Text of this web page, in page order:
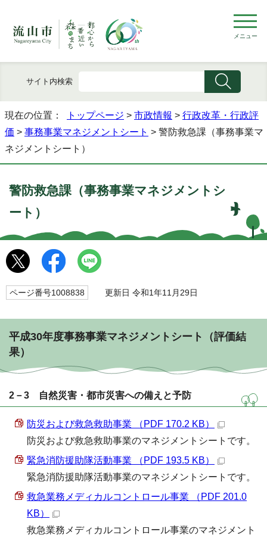
メニュー
サイト内検索
現在の位置： トップページ > 市政情報 > 行政改革・行政評
価 > 事務事業マネジメントシート > 警防救急課（事務事業マ
ネジメントシート）
警防救急課（事務事業マネジメントシ
ート）
ページ番号1008838 更新日 令和1年11月29日
平成30年度事務事業マネジメントシート（評価結
果）
2－3 自然災害・都市災害への備えと予防
防災および救急救助事業 （PDF 170.2 KB）
防災および救急救助事業のマネジメントシートです。
緊急消防援助隊活動事業 （PDF 193.5 KB）
緊急消防援助隊活動事業のマネジメントシートです。
救急業務メディカルコントロール事業 （PDF 201.0
KB）
救急業務メディカルコントロール事業のマネジメント